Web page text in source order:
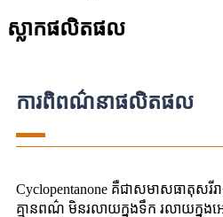
ស្លាកផលិតផល
ការពិពណ៌នាផលិតផល
Cyclopentanone គឺជាសមាសធាតុសរីរា
គ្មានពណ៌ មិនរលាយក្នុងទឹក រលាយក្នុង